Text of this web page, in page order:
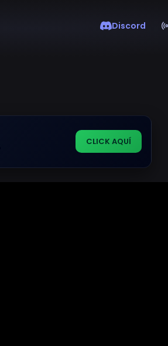
Discord
CLICK AQUÍ